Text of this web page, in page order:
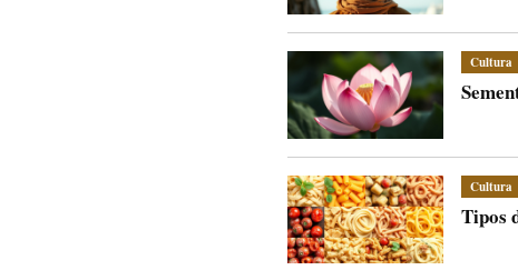
Cultura
Cultura
Tipos